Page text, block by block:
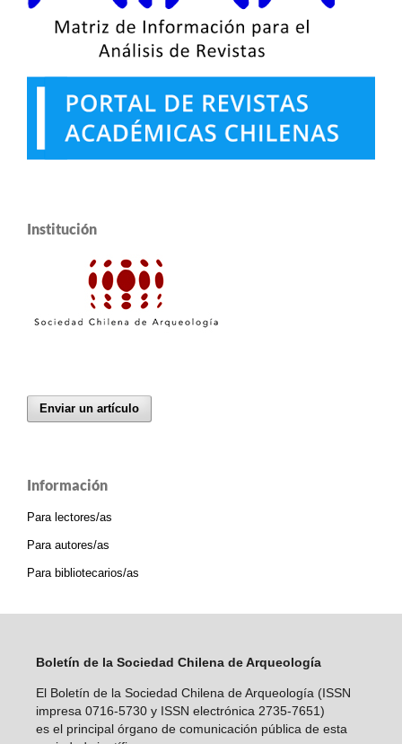
Institución
Enviar un artículo
Información
Para lectores/as
Para autores/as
Para bibliotecarios/as
Boletín de la Sociedad Chilena de Arqueología
El Boletín de la Sociedad Chilena de Arqueología (ISSN
impresa 0716-5730 y ISSN electrónica 2735-7651)
es el principal órgano de comunicación pública de esta